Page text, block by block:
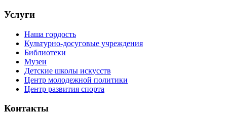
Услуги
Наша гордость
Культурно-досуговые учреждения
Библиотеки
Музеи
Детские школы искусств
Центр молодежной политики
Центр развития спорта
Контакты